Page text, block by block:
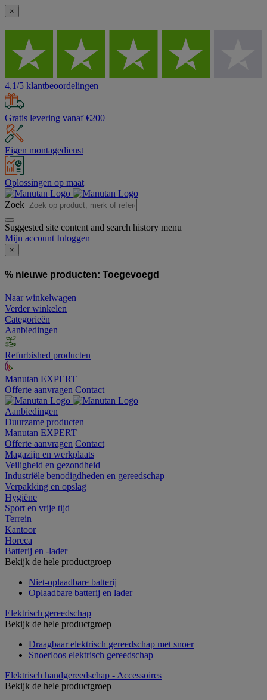
×
4,1/5 klantbeoordelingen
Gratis levering vanaf €200
Eigen montagedienst
Oplossingen op maat
Zoek
Suggested site content and search history menu
Mijn account Inloggen
×
% nieuwe producten: Toegevoegd
Naar winkelwagen
Verder winkelen
Categorieën
Aanbiedingen
Refurbished producten
Manutan EXPERT
Offerte aanvragen Contact
Aanbiedingen
Duurzame producten
Manutan EXPERT
Offerte aanvragen Contact
Magazijn en werkplaats
Veiligheid en gezondheid
Industriële benodigdheden en gereedschap
Verpakking en opslag
Hygiëne
Sport en vrije tijd
Terrein
Kantoor
Horeca
Batterij en -lader
Bekijk de hele productgroep
Niet-oplaadbare batterij
Oplaadbare batterij en lader
Elektrisch gereedschap
Bekijk de hele productgroep
Draagbaar elektrisch gereedschap met snoer
Snoerloos elektrisch gereedschap
Elektrisch handgereedschap - Accessoires
Bekijk de hele productgroep